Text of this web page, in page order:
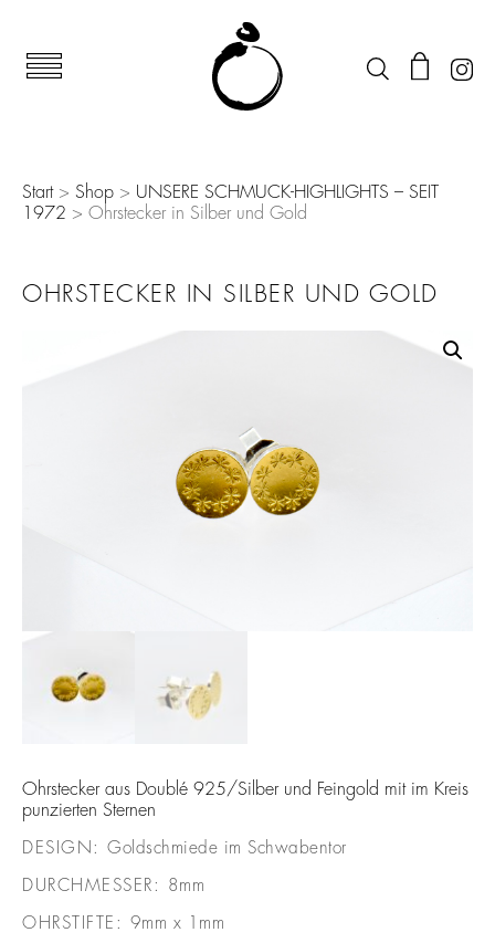
Start> Shop > UNSERE SCHMUCK-HIGHLIGHTS – SEIT
1972 > Ohrstecker in Silber und Gold
OHRSTECKER IN SILBER UND GOLD
Ohrstecker aus Doublé 925/Silber und Feingold mit im Kreis
punzierten Sternen
DESIGN: Goldschmiede im Schwabentor
DURCHMESSER: 8mm
OHRSTIFTE: 9mm x 1mm